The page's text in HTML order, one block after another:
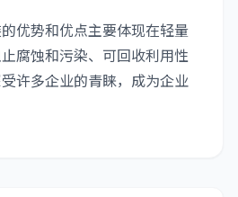
势和优点主要体现在轻量
腐蚀和污染、可回收利用性
许多企业的青睐，成为企业